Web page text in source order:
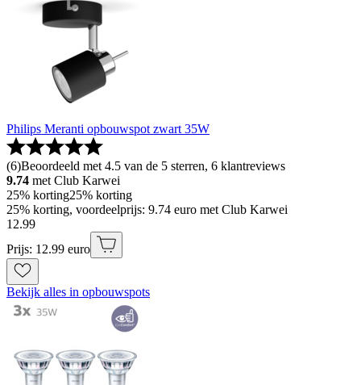
Philips Meranti opbouwspot zwart 35W
(6)Beoordeeld met 4.5 van de 5 sterren, 6 klantreviews
9.74 met Club Karwei
25% korting25% korting
25% korting, voordeelprijs: 9.74 euro met Club Karwei
12.99
Prijs: 12.99 euro
Bekijk alles in opbouwspots